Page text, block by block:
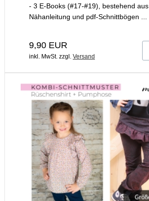
- 3 E-Books (#17-#19), bestehend aus
Nähanleitung und pdf-Schnittbögen ...
9,90 EUR
inkl. MwSt. zzgl. Versand